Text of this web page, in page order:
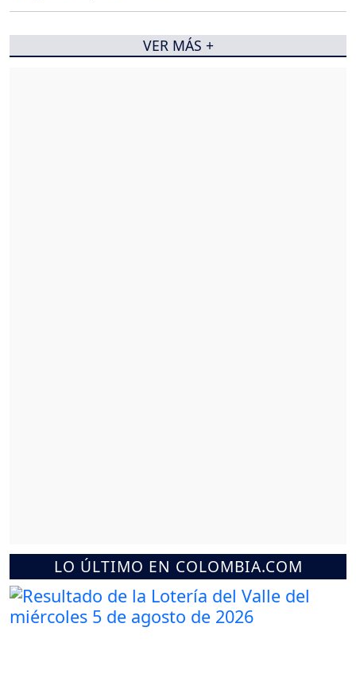
LO ÚLTIMO EN COLOMBIA.COM
VER MÁS +